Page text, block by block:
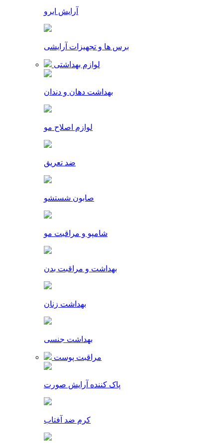
آرایش ابرو
برس ها و تجهیزات آرایشی
لوازم بهداشتی
بهداشت دهان و دندان
لوازم اصلاح مو
ضد تعریق
صابون شستشو
شامپو و مراقبت مو
بهداشت و مراقبت بدن
بهداشت زنان
بهداشت جنسی
مراقبت پوست
پاک کننده آرایش صورت
کرم ضد آفتاب